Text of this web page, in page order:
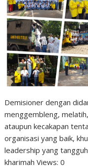
Demisioner dengan
menggembleng,
ataupun kecakapan
organisasi yang baik,
leadership yang
kharimah Views: 0